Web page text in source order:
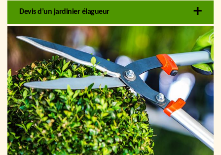
Devis d’un jardinier élagueur